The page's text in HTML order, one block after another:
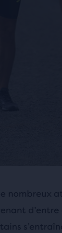
nombreux